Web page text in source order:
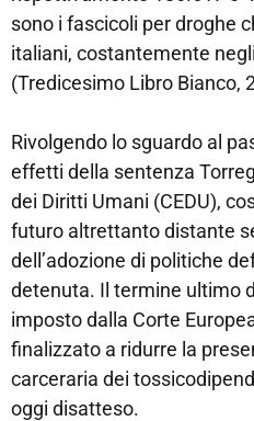
sono i fascicoli per droghe
italiani, costantemente
(Tredicesimo Libro Bianco,
Rivolgendo lo sguardo al
effetti della sentenza
dei Diritti Umani (CEDU),
futuro altrettanto distante
dell’adozione di politiche
detenuta. Il termine ultimo
imposto dalla Corte
finalizzato a ridurre la
carceraria dei
oggi disatteso.